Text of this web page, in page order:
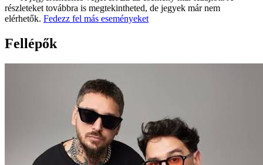
részleteket továbbra is megtekintheted, de jegyek már nem
elérhetők. Fedezz fel más eseményeket
Fellépők